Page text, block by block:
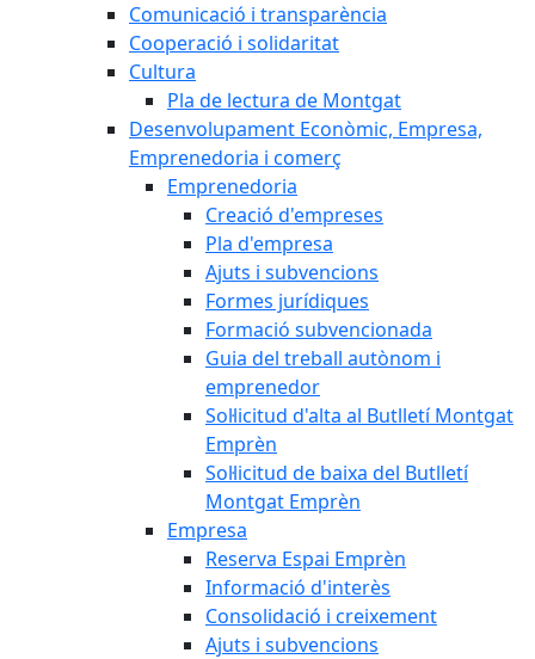
Comunicació i transparència
Cooperació i solidaritat
Cultura
Pla de lectura de Montgat
Desenvolupament Econòmic, Empresa,
Emprenedoria i comerç
Emprenedoria
Creació d'empreses
Pla d'empresa
Ajuts i subvencions
Formes jurídiques
Formació subvencionada
Guia del treball autònom i
emprenedor
Sol·licitud d'alta al Butlletí Montgat
Emprèn
Sol·licitud de baixa del Butlletí
Montgat Emprèn
Empresa
Reserva Espai Emprèn
Informació d'interès
Consolidació i creixement
Ajuts i subvencions